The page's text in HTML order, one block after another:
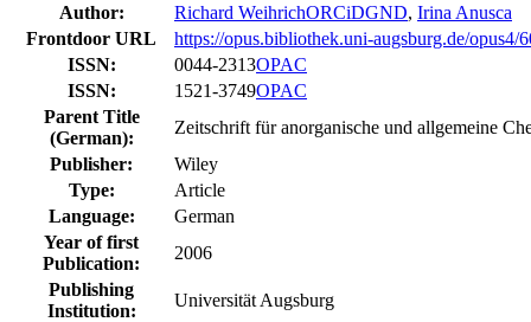
Author: Richard WeihrichORCiDGND, Irina Anusca
Frontdoor URL
https://opus.bibliothek.uni-augsburg.de/opus4/
ISSN:
0044-2313OPAC
ISSN:
1521-3749OPAC
Parent Title
(German):
Zeitschrift für anorganische und allgemeine
Publisher:
Wiley
Type:
Article
Language:
German
Year of first
Publication:
2006
Publishing
Institution:
Universität Augsburg